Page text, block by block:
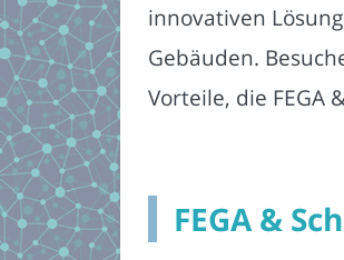
innovativen
Gebäuden.
Vorteile, die FEGA
FEGA &